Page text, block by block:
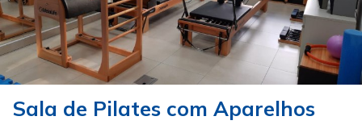
Sala de Pilates com Aparelhos